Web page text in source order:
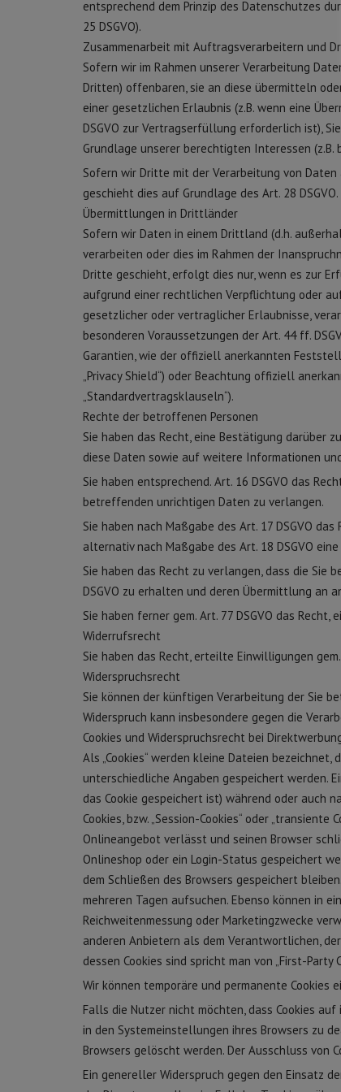
entsprechend dem Prinzip des Datenschutzes
25 DSGVO).
Zusammenarbeit mit Auftragsverarbeitern und
Sofern wir im Rahmen unserer Verarbeitung
Dritten) offenbaren, sie an diese übermitteln
einer gesetzlichen Erlaubnis (z.B. wenn eine
DSGVO zur Vertragserfüllung erforderlich ist),
Grundlage unserer berechtigten Interessen (z.B.
Sofern wir Dritte mit der Verarbeitung von
geschieht dies auf Grundlage des Art. 28 DSGVO.
Übermittlungen in Drittländer
Sofern wir Daten in einem Drittland (d.h.
verarbeiten oder dies im Rahmen der
Dritte geschieht, erfolgt dies nur, wenn es zur
aufgrund einer rechtlichen Verpflichtung oder
gesetzlicher oder vertraglicher Erlaubnisse,
besonderen Voraussetzungen der Art. 44 ff.
Garantien, wie der offiziell anerkannten
„Privacy Shield“) oder Beachtung offiziell
„Standardvertragsklauseln“).
Rechte der betroffenen Personen
Sie haben das Recht, eine Bestätigung
diese Daten sowie auf weitere Informationen
Sie haben entsprechend. Art. 16 DSGVO das
betreffenden unrichtigen Daten zu verlangen.
Sie haben nach Maßgabe des Art. 17 DSGVO
alternativ nach Maßgabe des Art. 18 DSGVO
Sie haben das Recht zu verlangen, dass die
DSGVO zu erhalten und deren Übermittlung an
Sie haben ferner gem. Art. 77 DSGVO das
Widerrufsrecht
Sie haben das Recht, erteilte Einwilligungen
Widerspruchsrecht
Sie können der künftigen Verarbeitung der Sie
Widerspruch kann insbesondere gegen die
Cookies und Widerspruchsrecht bei
Als „Cookies“ werden kleine Dateien
unterschiedliche Angaben gespeichert werden.
das Cookie gespeichert ist) während oder auch
Cookies, bzw. „Session-Cookies“ oder
Onlineangebot verlässt und seinen Browser
Onlineshop oder ein Login-Status gespeichert
dem Schließen des Browsers gespeichert
mehreren Tagen aufsuchen. Ebenso können in
Reichweitenmessung oder Marketingzwecke
anderen Anbietern als dem Verantwortlichen,
dessen Cookies sind spricht man von „First-Party
Wir können temporäre und permanente Cookies
Falls die Nutzer nicht möchten, dass Cookies
in den Systemeinstellungen ihres Browsers zu
Browsers gelöscht werden. Der Ausschluss von
Ein genereller Widerspruch gegen den Einsatz